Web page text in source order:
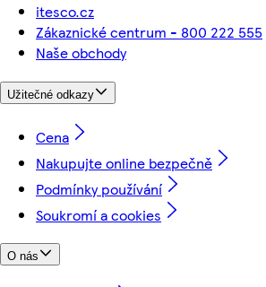
itesco.cz
Zákaznické centrum - 800 222 555
Naše obchody
Užitečné odkazy
Cena
Nakupujte online bezpečně
Podmínky používání
Soukromí a cookies
O nás